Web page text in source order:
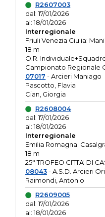
R2607003
dal: 17/01/2026
al: 18/01/2026
Interregionale
Friuli Venezia Giulia:
18 m
O.R.
Campionato Regionale
07017 - Arcieri Maniago
Pascotto, Flavia
Cian, Giorgia
R2608004
dal: 17/01/2026
al: 18/01/2026
Interregionale
Emilia Romagna:
18 m
25° TROFEO CITTA' DI
08043- A.S.D. Arcieri
Raimondi, Antonio
R2609005
dal: 17/01/2026
al: 18/01/2026